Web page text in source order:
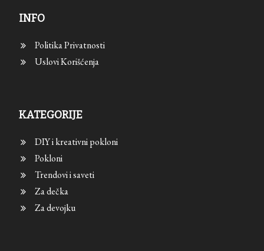
INFO
Politika Privatnosti
Uslovi Korišćenja
KATEGORIJE
DIY i kreativni pokloni
Pokloni
Trendovi i saveti
Za dečka
Za devojku